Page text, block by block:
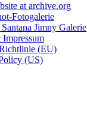
at archive.org
Fotogalerie
Jimny Galerie
(EU)
(US)